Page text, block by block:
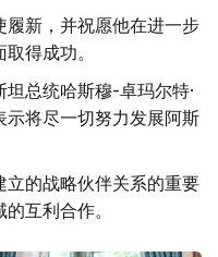
新，并祝愿他在进一步
得成功。
总统哈斯穆-卓玛尔特·
将尽一切努力发展阿斯
的战略伙伴关系的重要
互利合作。